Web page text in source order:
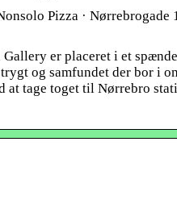
Pizza ·
er placeret i et
og samfundet der bor i
tage toget til Nørrebro